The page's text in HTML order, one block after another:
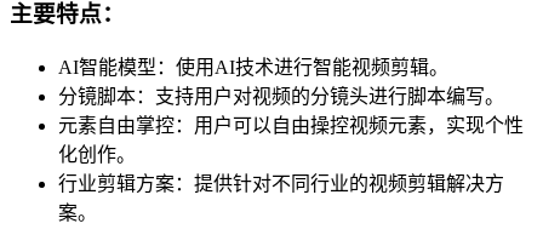
主要特点：
AI智能模型：使用AI技术进行智能视频剪辑。
分镜脚本：支持用户对视频的分镜头进行脚本编写。
元素自由掌控：用户可以自由操控视频元素，实现个性
化创作。
行业剪辑方案：提供针对不同行业的视频剪辑解决方
案。